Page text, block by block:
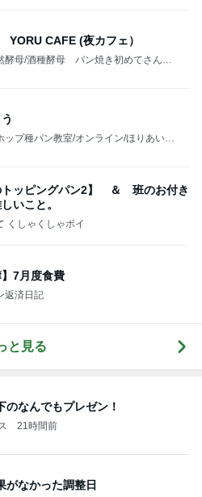
CAFE (夜カフェ）
酵母/酒種酵母 パン焼き初めてさんも
ップ種パン教室/オンライン/ほりあいる
トッピングパン2】 ＆ 班のお付き
いこと。
くしゃくしゃポイ
】7月度食費
返済日記
と見る
のなんでもプレゼン！
21時間前
がなかった調整日